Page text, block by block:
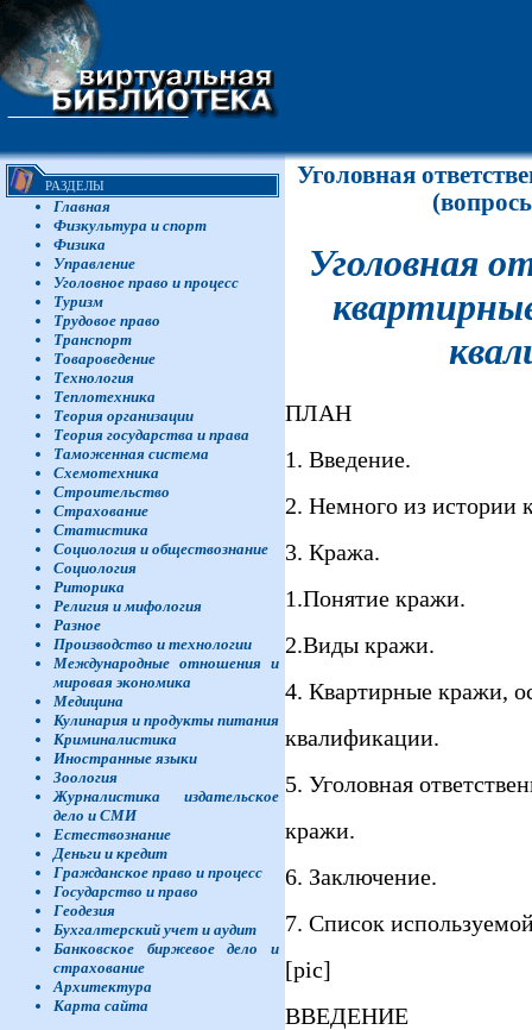
РАЗДЕЛЫ
Главная
Физкультура и спорт
Физика
Управление
Уголовное право и процесс
Туризм
Трудовое право
Транспорт
Товароведение
Технология
Теплотехника
Теория организации
Теория государства и права
Таможенная система
Схемотехника
Строительство
Страхование
Статистика
Социология и обществознание
Социология
Риторика
Религия и мифология
Разное
Производство и технологии
Международные отношения и
мировая экономика
Медицина
Кулинария и продукты питания
Криминалистика
Иностранные языки
Зоология
Журналистика издательское
дело и СМИ
Естествознание
Деньги и кредит
Гражданское право и процесс
Государство и право
Геодезия
Бухгалтерский учет и аудит
Банковское биржевое дело и
страхование
Архитектура
Карта сайта
Уголовная
Уголовная
ПЛАН
1. Введение.
2. Немного из истории
3. Кража.
1.Понятие кражи.
2.Виды кражи.
4. Квартирные кражи,
квалификации.
5. Уголовная
кражи.
6. Заключение.
7. Список
[pic]
ВВЕДЕНИЕ